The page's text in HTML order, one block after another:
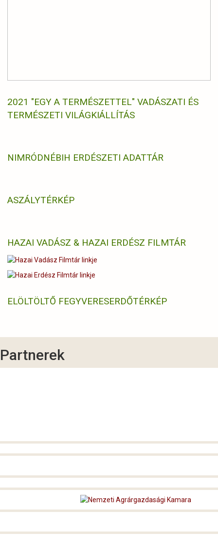
2021 "EGY A TERMÉSZETTEL" VADÁSZATI ÉS
TERMÉSZETI VILÁGKIÁLLÍTÁS
NIMRÓDNÉBIH ERDÉSZETI ADATTÁR
ASZÁLYTÉRKÉP
HAZAI VADÁSZ & HAZAI ERDÉSZ FILMTÁR
ELÖLTÖLTŐ FEGYVERESERDŐTÉRKÉP
Partnerek